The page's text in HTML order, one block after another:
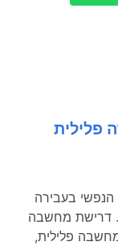
פלילית
את היסוד הנפשי בעבירה
פלילית כדלקמן: היסוד הנפשי שבעבירה 19. דרישת מחשבה
פלילית,